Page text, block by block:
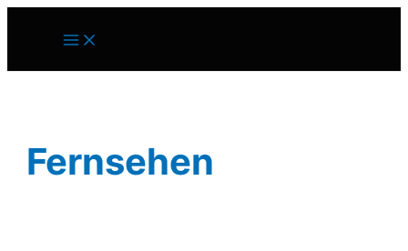
Main
Menu
Fernsehen